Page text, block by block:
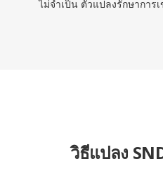
ไม่จำเป็น ตัวแปลงรักษากา
วิธีแปลง